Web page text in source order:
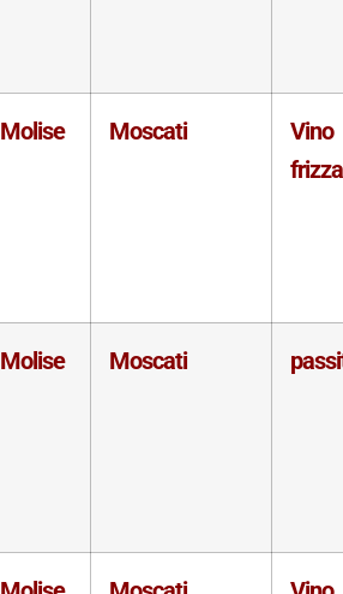
Molise Moscati
Vino
Molise Moscati